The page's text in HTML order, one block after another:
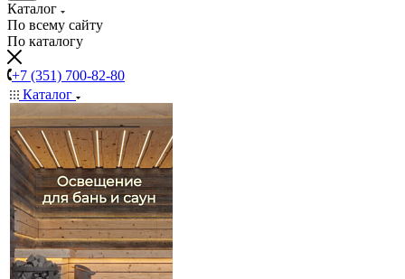
Каталог
По всему сайту
По каталогу
+7 (351) 700-82-80
Каталог